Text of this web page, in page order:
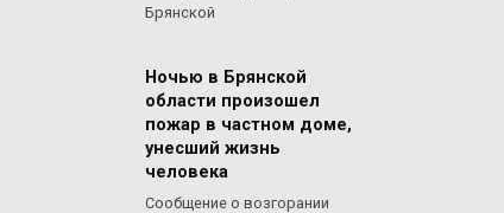
Брянской
Ночью в Брянской
области произошел
пожар в частном доме,
унесший жизнь
человека
Сообщение о возгорании